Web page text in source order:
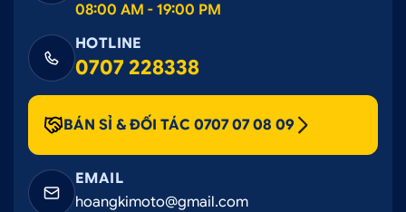
08:00 AM - 19:00 PM
HOTLINE
0707 228338
BÁN SỈ & ĐỐI TÁC 0707 07 08 09
EMAIL
hoangkimoto@gmail.com